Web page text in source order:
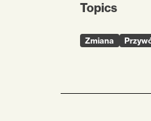
Topics
Zmiana